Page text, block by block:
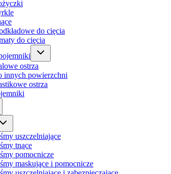
do cięcia
do cięcia
ostrza
innych powierzchni
ostrza
uszczelniające
tnące
pomocnicze
maskujące i pomocnicze